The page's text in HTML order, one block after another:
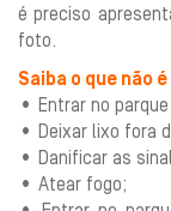
é preciso
foto.
Saiba o que não
• Entrar no
• Deixar lixo fora
• Danificar as
• Atear fogo;